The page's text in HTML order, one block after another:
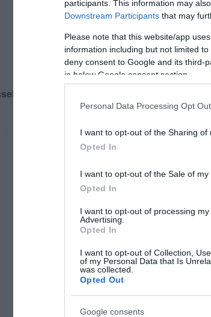
participants. This information may
Downstream Participants that may
Please note that this website/app
information including but not limited
deny consent to Google and its third-
in below Google consent section.
Personal Data Processing Opt
I want to opt-out of the Sharing of
Opted In
I want to opt-out of the Sale of my
Opted In
I want to opt-out of processing
Advertising.
Opted In
I want to opt-out of Collection,
of my Personal Data that Is
was collected.
Opted Out
Google consents
hírekről, kövessen bennünket az EGRI